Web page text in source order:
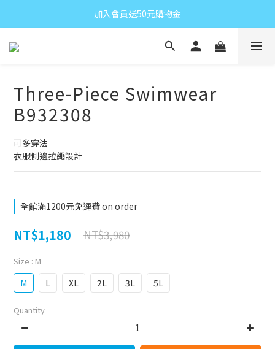
加入會員送50元購物金
Three-Piece Swimwear
B932308
可多穿法
衣服側邊拉繩設計
全館滿1200元免運費 on order
NT$1,180 NT$3,980
Size : M
M L XL 2L 3L 5L
Quantity